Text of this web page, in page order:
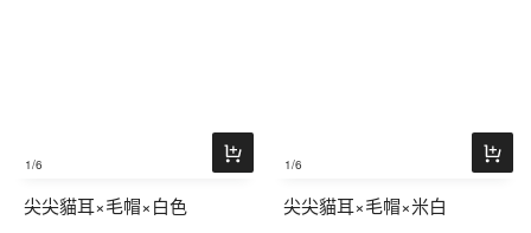
1/6
尖尖貓耳×毛帽×白色
1/6
尖尖貓耳×毛帽×米白